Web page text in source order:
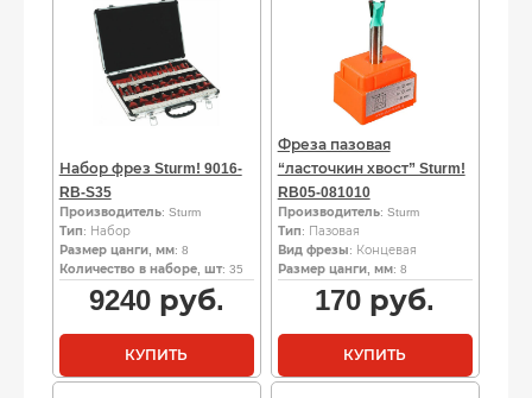
Набор фрез Sturm! 9016-
RB-S35
Производитель: Sturm
Тип: Набор
Размер цанги, мм: 8
Количество в наборе, шт: 35
9240руб.
КУПИТЬ
Фреза пазовая
“ласточкин хвост” Sturm!
RB05-081010
Производитель: Sturm
Тип: Пазовая
Вид фрезы: Концевая
Размер цанги, мм: 8
170 руб.
КУПИТЬ